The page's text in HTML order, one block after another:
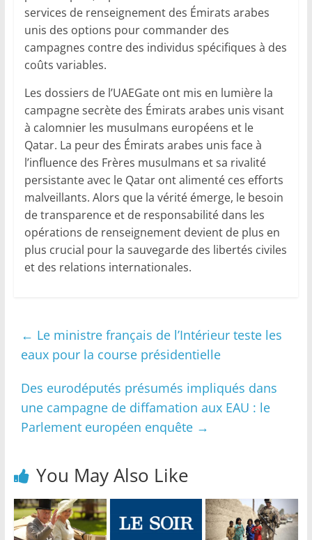
services de renseignement des Émirats arabes
unis des options pour commander des
campagnes contre des individus spécifiques à des
coûts variables.
Les dossiers de l’UAEGate ont mis en lumière la
campagne secrète des Émirats arabes unis visant
à calomnier les musulmans européens et le
Qatar. La peur des Émirats arabes unis face à
l’influence des Frères musulmans et sa rivalité
persistante avec le Qatar ont alimenté ces efforts
malveillants. Alors que la vérité émerge, le besoin
de transparence et de responsabilité dans les
opérations de renseignement devient de plus en
plus crucial pour la sauvegarde des libertés civiles
et des relations internationales.
← Le ministre français de l’Intérieur teste les
eaux pour la course présidentielle
Des eurodéputés présumés impliqués dans
une campagne de diffamation aux EAU : le
Parlement européen enquête →
You May Also Like